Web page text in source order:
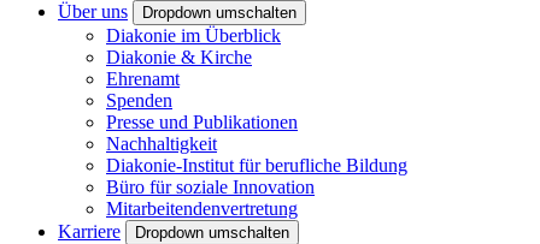
Über uns
Dropdown umschalten
Diakonie im Überblick
Diakonie & Kirche
Ehrenamt
Spenden
Presse und Publikationen
Nachhaltigkeit
Diakonie-Institut für berufliche Bildung
Büro für soziale Innovation
Mitarbeitendenvertretung
Karriere
Dropdown umschalten